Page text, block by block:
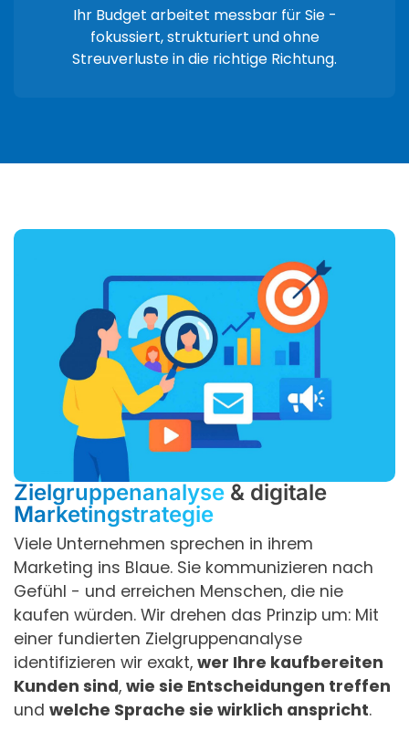
Ihr Budget arbeitet messbar für Sie -
fokussiert, strukturiert und ohne
Streuverluste in die richtige Richtung.
Zielgruppenanalyse & digitale
Marketingstrategie
Viele Unternehmen sprechen in ihrem
Marketing ins Blaue. Sie kommunizieren nach
Gefühl - und erreichen Menschen, die nie
kaufen würden. Wir drehen das Prinzip um: Mit
einer fundierten Zielgruppenanalyse
identifizieren wir exakt, wer Ihre kaufbereiten
Kunden sind, wie sie Entscheidungen treffen
und welche Sprache sie wirklich anspricht.